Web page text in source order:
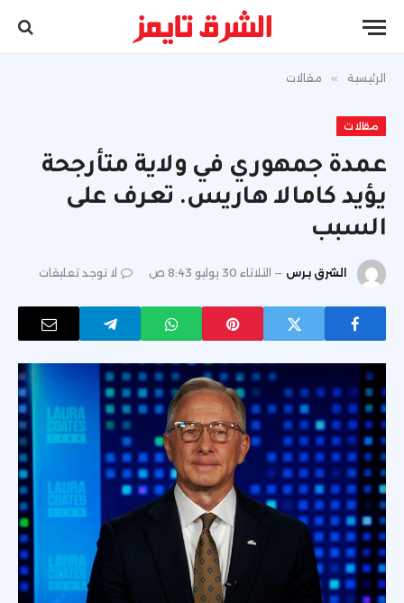
الرئيسية » مقالات
مقالات
عمدة جمهوري في ولاية متأرجحة
يؤيد كامالا هاريس. تعرف على
السبب
الشرق برس الثلاثاء 30 يوليو 8:43 ص لا توجد تعليقات